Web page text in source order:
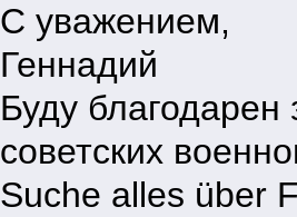
С уважением,
Геннадий
Буду
советских
Suche alles über